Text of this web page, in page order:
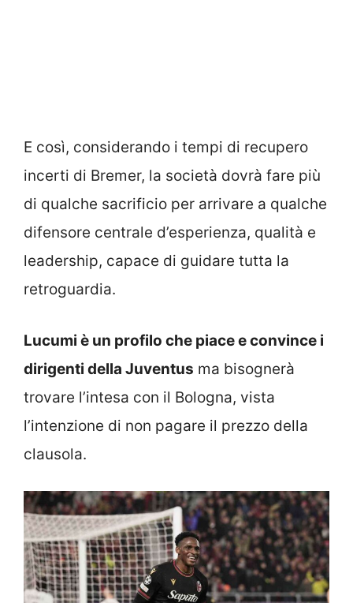
E così, considerando i tempi di recupero
incerti di Bremer, la società dovrà fare più
di qualche sacrificio per arrivare a qualche
difensore centrale d’esperienza, qualità e
leadership, capace di guidare tutta la
retroguardia.
Lucumi è un profilo che piace e convince i
dirigenti della Juventus ma bisognerà
trovare l’intesa con il Bologna, vista
l’intenzione di non pagare il prezzo della
clausola.